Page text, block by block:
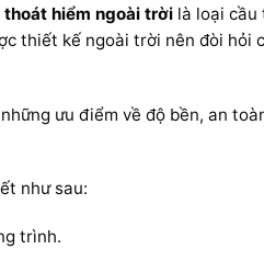
thoát hiểm ngoài trời là loại cầu
thiết kế ngoài trời nên đòi hỏi
ưu điểm về độ bền, an
như sau:
trình.